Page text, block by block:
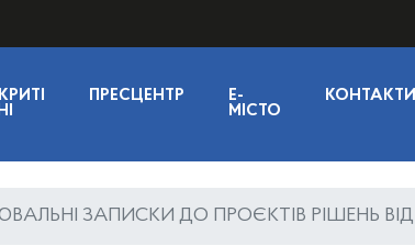
ПРЕСЦЕНТР
E-
МІСТО
КОНТАКТИ
ЗАПИСКИ ДО ПРОЄКТІВ РІШЕНЬ ВІД